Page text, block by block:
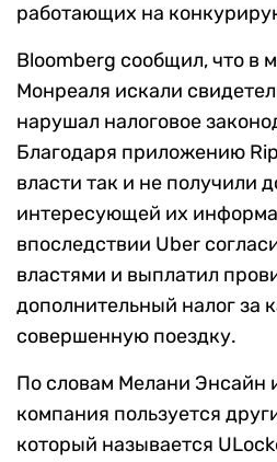
работающих на
Bloomberg сообщил, что в
Монреаля искали
нарушал налоговое
Благодаря приложению
власти так и не получили
интересующей их
впоследствии Uber
властями и выплатил
дополнительный налог за
совершенную поездку.
По словам Мелани Энсайн
компания пользуется
который называется